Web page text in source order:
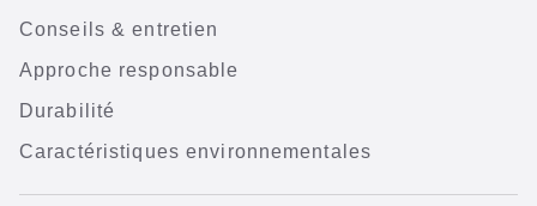
Conseils & entretien
Approche responsable
Durabilité
Caractéristiques environnementales